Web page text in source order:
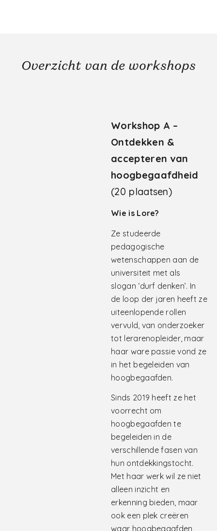
Overzicht van de workshops
Workshop A –
Ontdekken &
accepteren van
hoogbegaafdheid
(20 plaatsen)
Wie is Lore?
Ze studeerde
pedagogische
wetenschappen aan de
universiteit met als
slogan ‘durf denken’. In
de loop der jaren heeft ze
uiteenlopende rollen
vervuld, van onderzoeker
tot lerarenopleider, maar
haar ware passie vond ze
in het begeleiden van
hoogbegaafden.
Sinds 2019 heeft ze het
voorrecht om
hoogbegaafden te
begeleiden in de
verschillende fasen van
hun ontdekkingstocht.
Met haar werk wil ze niet
alleen inzicht en
erkenning bieden, maar
ook een plek creëren
waar hoogbegaafden